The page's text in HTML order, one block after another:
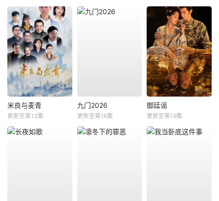
米良与麦青
更新至第13集
九门2026
更新至第16集
御廷谣
更新至第19集